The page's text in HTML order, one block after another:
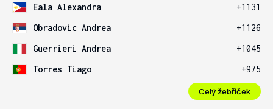
Eala Alexandra
+1131
Obradovic Andrea
+1126
Guerrieri Andrea
+1045
Torres Tiago
+975
Celý žebříček